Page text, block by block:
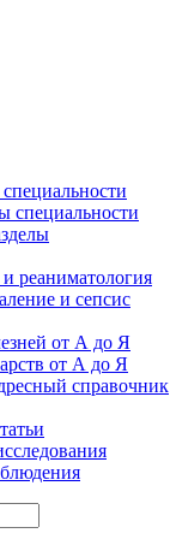
специальности
реаниматология
и сепсис
от А до Я
от А до Я
справочник